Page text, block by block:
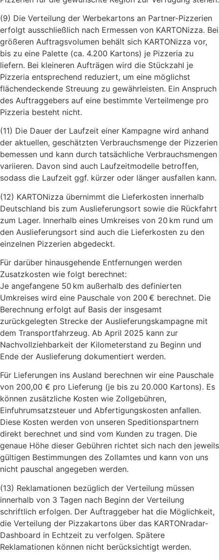
(9) Die Verteilung der Werbekartons an Partner-Pizzerien
erfolgt ausschließlich nach Ermessen von KARTONizza. Bei
größeren Auftragsvolumen behält sich KARTONizza vor,
bis zu eine Palette (ca. 4.200 Kartons) je Pizzeria zu
liefern. Bei kleineren Aufträgen wird die Stückzahl je
Pizzeria entsprechend reduziert, um eine möglichst
flächendeckende Streuung zu gewährleisten. Ein Anspruch
des Auftraggebers auf eine bestimmte Verteilmenge pro
Pizzeria besteht nicht.
(11) Die Dauer der Laufzeit einer Kampagne wird anhand
der aktuellen, geschätzten Verbrauchsmenge der Pizzerien
bemessen und kann durch tatsächliche Verbrauchsmengen
variieren. Davon sind auch Laufzeitmodelle betroffen,
sodass die Laufzeit ggf. kürzer oder länger ausfallen kann.
(12) KARTONizza übernimmt die Lieferkosten innerhalb
Deutschland bis zum Auslieferungsort sowie die Rückfahrt
zum Lager. Innerhalb eines Umkreises von 20 km rund um
den Auslieferungsort sind auch die Lieferkosten zu den
einzelnen Pizzerien abgedeckt.
Für darüber hinausgehende Entfernungen werden
Zusatzkosten wie folgt berechnet:
Je angefangene 50 km außerhalb des definierten
Umkreises wird eine Pauschale von 200 € berechnet. Die
Berechnung erfolgt auf Basis der insgesamt
zurückgelegten Strecke der Auslieferungskampagne mit
dem Transportfahrzeug. Ab April 2025 kann zur
Nachvollziehbarkeit der Kilometerstand zu Beginn und
Ende der Auslieferung dokumentiert werden.
Für Lieferungen ins Ausland berechnen wir eine Pauschale
von 200,00 € pro Lieferung (je bis zu 20.000 Kartons). Es
können zusätzliche Kosten wie Zollgebühren,
Einfuhrumsatzsteuer und Abfertigungskosten anfallen.
Diese Kosten werden von unseren Speditionspartnern
direkt berechnet und sind vom Kunden zu tragen. Die
genaue Höhe dieser Gebühren richtet sich nach den jeweils
gültigen Bestimmungen des Zollamtes und kann von uns
nicht pauschal angegeben werden.
(13) Reklamationen bezüglich der Verteilung müssen
innerhalb von 3 Tagen nach Beginn der Verteilung
schriftlich erfolgen. Der Auftraggeber hat die Möglichkeit,
die Verteilung der Pizzakartons über das KARTONradar-
Dashboard in Echtzeit zu verfolgen. Spätere
Reklamationen können nicht berücksichtigt werden.